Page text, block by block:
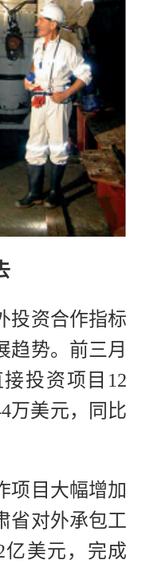
投资合作指标
趋势。前三月
投资项目12
万美元，同比
项目大幅增加
省对外承包工
亿美元，完成